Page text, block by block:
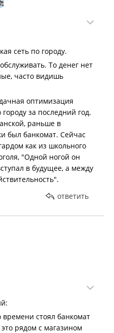
сеть по городу.
То денег нет
часто видишь
оптимизация
за последний год.
раньше в
был банкомат. Сейчас
как из школьного
"Одной ногой он
в будущее, а между
ответить
времени стоял банкомат
рядом с магазином